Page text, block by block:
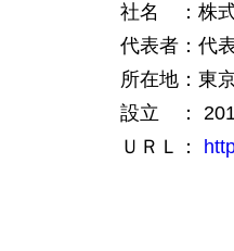
社名 ：株
代表者：代
所在地：東
設立 ：
ＵＲＬ：